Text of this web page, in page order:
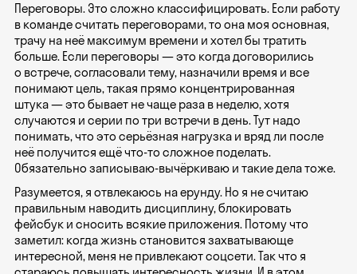
Переговоры. Это сложно классифицировать. Если работу
в команде считать переговорами, то она моя основная,
трачу на неё максимум времени и хотел бы тратить
больше. Если переговоры — это когда договорились
о встрече, согласовали тему, назначили время и все
понимают цель, такая прямо концентрированная
штука — это бывает не чаще раза в неделю, хотя
случаются и серии по три встречи в день. Тут надо
понимать, что это серьёзная нагрузка и вряд ли после
неё получится ещё что-то сложное поделать.
Обязательно записываю-вычёркиваю и такие дела тоже.
Разумеется, я отвлекаюсь на ерунду. Но я не считаю
правильным наводить дисциплину, блокировать
фейсбук и сносить всякие приложения. Потому что
заметил: когда жизнь становится захватывающе
интересной, меня не привлекают соцсети. Так что я